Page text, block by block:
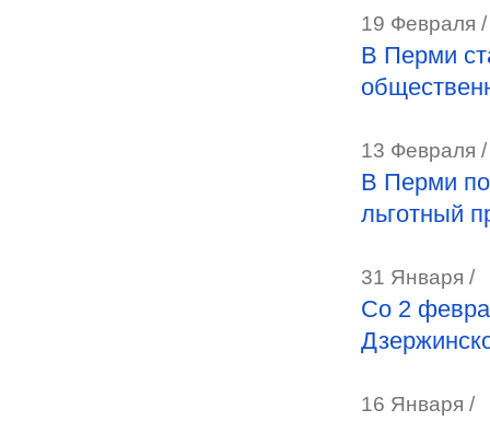
19 Февраля /
В Перми
13 Февраля /
В Перми
льготный
31 Января /
Со 2
16 Января /